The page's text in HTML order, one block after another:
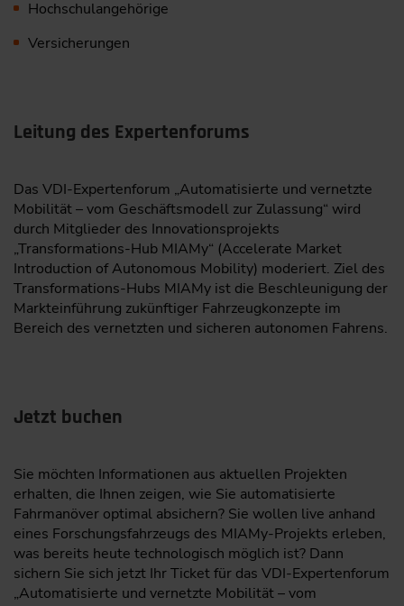
Hochschulangehörige
Versicherungen
Leitung des Expertenforums
Das VDI-Expertenforum „Automatisierte und vernetzte
Mobilität – vom Geschäftsmodell zur Zulassung“ wird
durch Mitglieder des Innovationsprojekts
„Transformations-Hub MIAMy“ (Accelerate Market
Introduction of Autonomous Mobility) moderiert. Ziel des
Transformations-Hubs MIAMy ist die Beschleunigung der
Markteinführung zukünftiger Fahrzeugkonzepte im
Bereich des vernetzten und sicheren autonomen Fahrens.
Jetzt buchen
Sie möchten Informationen aus aktuellen Projekten
erhalten, die Ihnen zeigen, wie Sie automatisierte
Fahrmanöver optimal absichern? Sie wollen live anhand
eines Forschungsfahrzeugs des MIAMy-Projekts erleben,
was bereits heute technologisch möglich ist? Dann
sichern Sie sich jetzt Ihr Ticket für das VDI-Expertenforum
„Automatisierte und vernetzte Mobilität – vom